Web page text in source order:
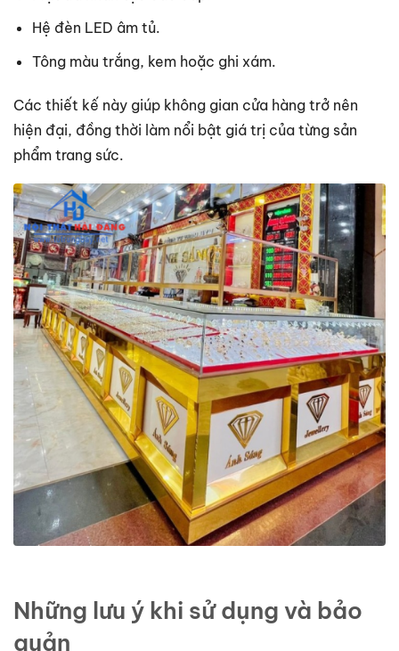
Hệ đèn LED âm tủ.
Tông màu trắng, kem hoặc ghi xám.
Các thiết kế này giúp không gian cửa hàng trở nên
hiện đại, đồng thời làm nổi bật giá trị của từng sản
phẩm trang sức.
Những lưu ý khi sử dụng và bảo
quản